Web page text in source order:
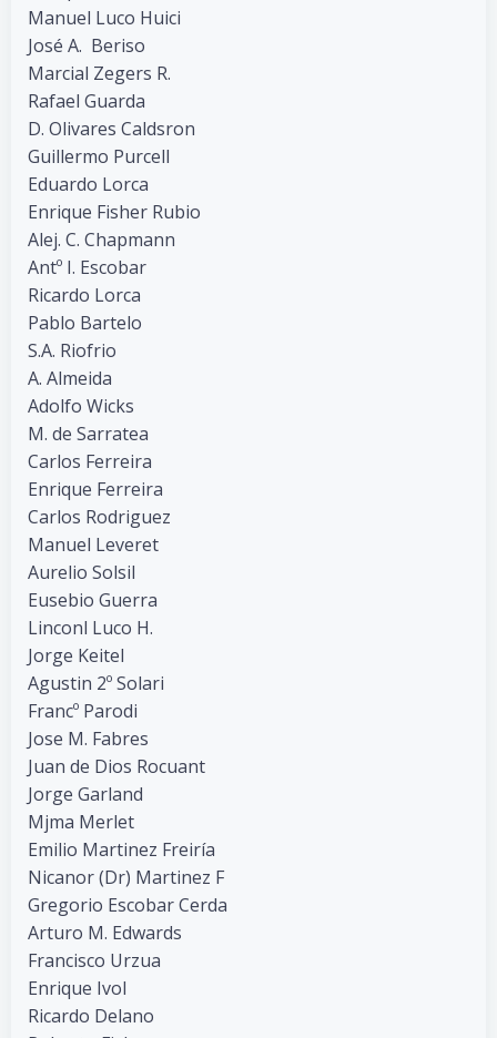
Manuel Luco Huici
José A. Beriso
Marcial Zegers R.
Rafael Guarda
D. Olivares Caldsron
Guillermo Purcell
Eduardo Lorca
Enrique Fisher Rubio
Alej. C. Chapmann
Antº I. Escobar
Ricardo Lorca
Pablo Bartelo
S.A. Riofrio
A. Almeida
Adolfo Wicks
M. de Sarratea
Carlos Ferreira
Enrique Ferreira
Carlos Rodriguez
Manuel Leveret
Aurelio Solsil
Eusebio Guerra
Linconl Luco H.
Jorge Keitel
Agustin 2º Solari
Francº Parodi
Jose M. Fabres
Juan de Dios Rocuant
Jorge Garland
Mjma Merlet
Emilio Martinez Freiría
Nicanor (Dr) Martinez F
Gregorio Escobar Cerda
Arturo M. Edwards
Francisco Urzua
Enrique Ivol
Ricardo Delano